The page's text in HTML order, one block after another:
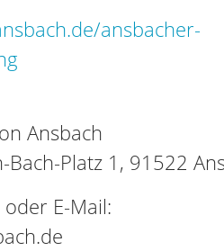
ansbacher-
Ansbach
Bach-Platz 1, 91522
E-Mail: